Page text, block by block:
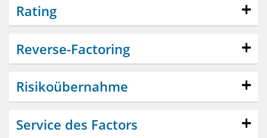
Rating
Reverse-Factoring
Risikoübernahme
Service des Factors